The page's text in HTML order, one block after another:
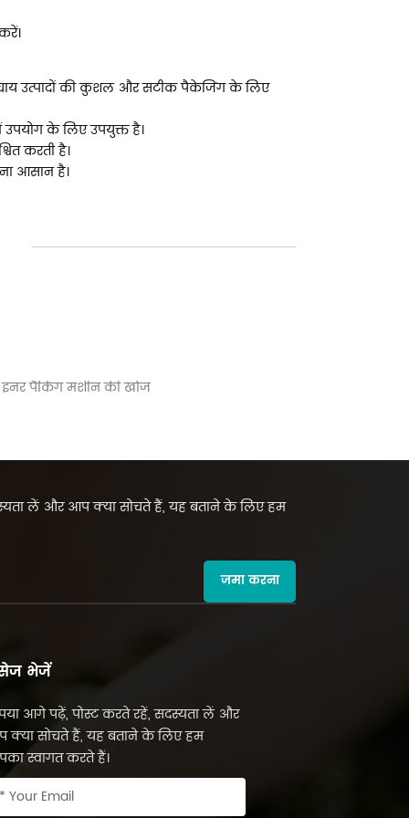
उत्पादों की कुशल और सटीक पैकेजिंग के लिए
के लिए उपयुक्त है।
करती है।
आसान है।
पैकिंग मशीन की खोज
लें और आप क्या सोचते हैं, यह बताने के लिए हम
जमा करना
भेजें
आगे पढ़ें, पोस्ट करते रहें, सदस्यता लें और
क्या सोचते हैं, यह बताने के लिए हम
स्वागत करते हैं।